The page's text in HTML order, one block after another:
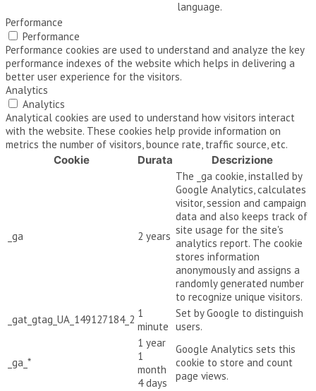
language.
Performance
Performance
Performance cookies are used to understand and analyze the key
performance indexes of the website which helps in delivering a
better user experience for the visitors.
Analytics
Analytics
Analytical cookies are used to understand how visitors interact
with the website. These cookies help provide information on
metrics the number of visitors, bounce rate, traffic source, etc.
Cookie
Durata Descrizione
_ga 2 years
The _ga cookie, installed by
Google Analytics, calculates
visitor, session and campaign
data and also keeps track of
site usage for the site's
analytics report. The cookie
stores information
anonymously and assigns a
randomly generated number
to recognize unique visitors.
_gat_gtag_UA_149127184_2 1
minute
Set by Google to distinguish
users.
_ga_*
1 year
1
month
4 days
Google Analytics sets this
cookie to store and count
page views.